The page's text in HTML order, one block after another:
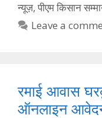
न्यूज़, पीएम किसान
Leave a
रमाई आवास
ऑनलाइन